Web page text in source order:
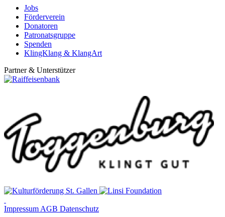
Jobs
Förderverein
Donatoren
Patronatsgruppe
Spenden
KlingKlang & KlangArt
Partner & Unterstützer
Impressum AGB Datenschutz